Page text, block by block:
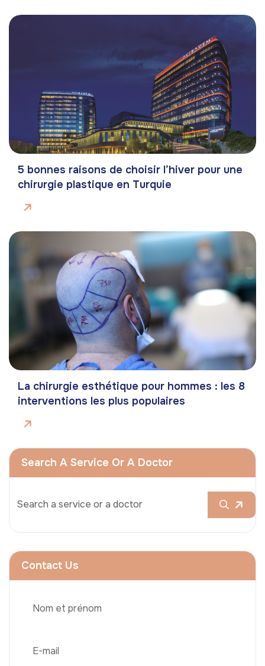
5 bonnes raisons de choisir l’hiver pour une
chirurgie plastique en Turquie
La chirurgie esthétique pour hommes : les 8
interventions les plus populaires
Search A Service Or A Doctor
Contact Us